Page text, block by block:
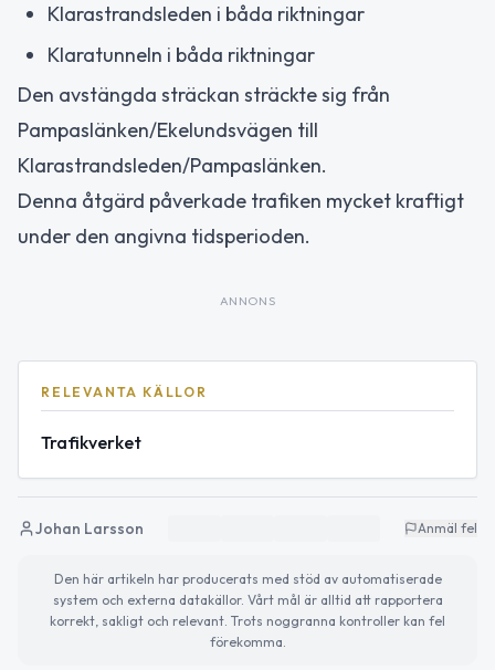
Klarastrandsleden i båda riktningar
Klaratunneln i båda riktningar
Den avstängda sträckan sträckte sig från
Pampaslänken/Ekelundsvägen till
Klarastrandsleden/Pampaslänken.
Denna åtgärd påverkade trafiken mycket kraftigt
under den angivna tidsperioden.
ANNONS
RELEVANTA KÄLLOR
Trafikverket
Johan Larsson Anmäl fel
Den här artikeln har producerats med stöd av automatiserade
system och externa datakällor. Vårt mål är alltid att rapportera
korrekt, sakligt och relevant. Trots noggranna kontroller kan fel
förekomma.